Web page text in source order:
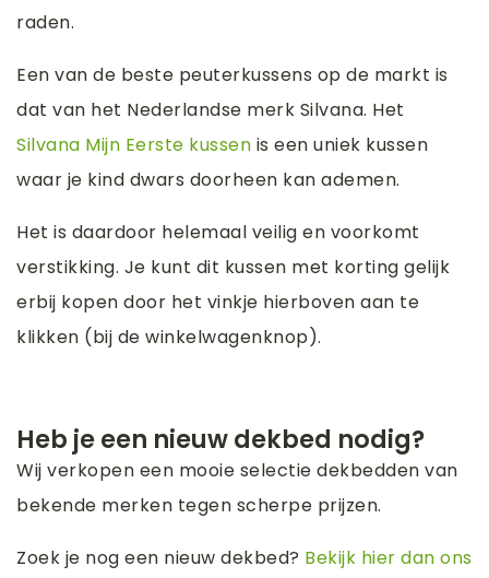
raden.
Een van de beste peuterkussens op de markt is
dat van het Nederlandse merk Silvana. Het
Silvana Mijn Eerste kussen is een uniek kussen
waar je kind dwars doorheen kan ademen.
Het is daardoor helemaal veilig en voorkomt
verstikking. Je kunt dit kussen met korting gelijk
erbij kopen door het vinkje hierboven aan te
klikken (bij de winkelwagenknop).
Heb je een nieuw dekbed nodig?
Wij verkopen een mooie selectie dekbedden van
bekende merken tegen scherpe prijzen.
Zoek je nog een nieuw dekbed? Bekijk hier dan ons